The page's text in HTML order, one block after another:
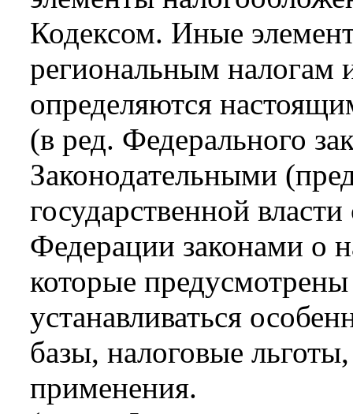
Кодексом. Иные
региональным налогам
определяются
(в ред. Федерального
Законодательными
государственной
Федерации законами о
которые
устанавливаться
базы, налоговые
применения.